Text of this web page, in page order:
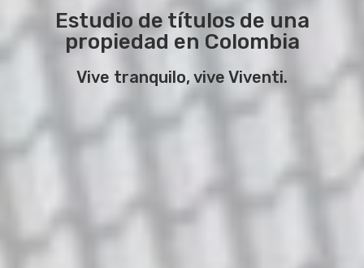
Estudio de títulos de una
propiedad en Colombia
Vive tranquilo, vive Viventi.